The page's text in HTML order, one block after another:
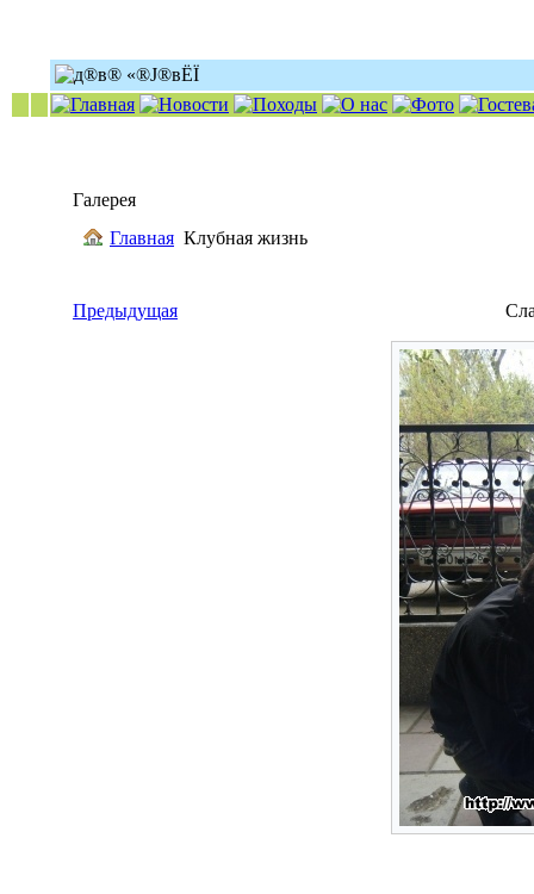
Галерея
Главная Клубная жизнь
Предыдущая